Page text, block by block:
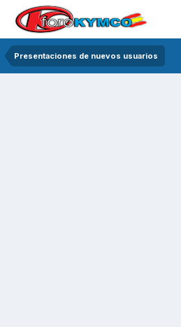
Presentaciones de nuevos usuarios